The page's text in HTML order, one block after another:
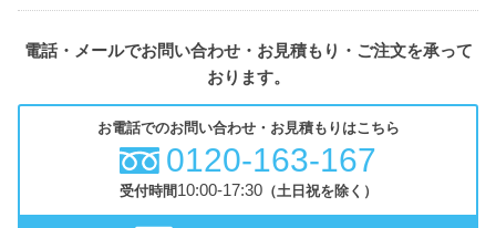
電話・メールでお問い合わせ・お見積もり・ご注文を承って
おります。
お電話でのお問い合わせ・お見積もりはこちら
0120-163-167
受付時間10:00-17:30（土日祝を除く）